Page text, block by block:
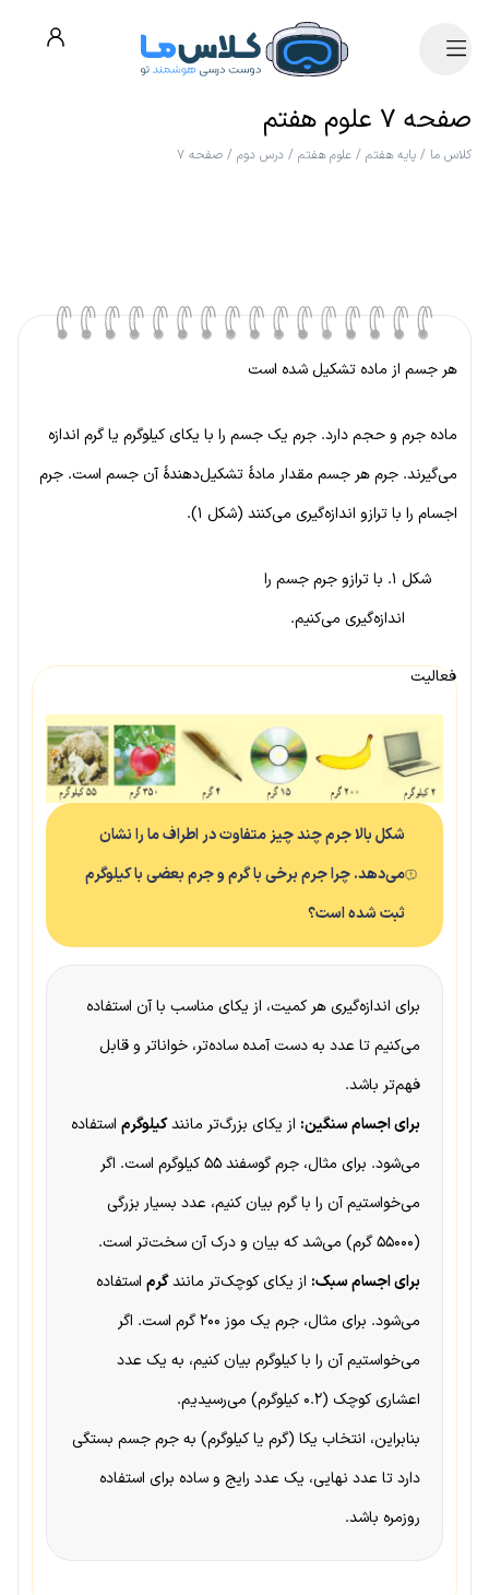
صفحه ۷ علوم هفتم
کلاس ما / پایه هفتم / علوم هفتم / درس دوم / صفحه ۷
هر جسم از ماده تشکیل شده است
ماده جرم و حجم دارد. جرم یک جسم را با یکای کیلوگرم یا گرم اندازه
می‌گیرند. جرم هر جسم مقدار مادهٔ تشکیل‌دهندهٔ آن جسم است. جرم
اجسام را با ترازو اندازه‌گیری می‌کنند (شکل ۱).
شکل ۱. با ترازو جرم جسم را
اندازه‌گیری می‌کنیم.
فعالیت
شکل بالا جرم چند چیز متفاوت در اطراف ما را نشان
می‌دهد. چرا جرم برخی با گرم و جرم بعضی با کیلوگرم
ثبت شده است؟
برای اندازه‌گیری هر کمیت، از یکای مناسب با آن استفاده
می‌کنیم تا عدد به دست آمده ساده‌تر، خواناتر و قابل
فهم‌تر باشد.
برای اجسام سنگین: از یکای بزرگ‌تر مانندکیلوگرم استفاده
می‌شود. برای مثال، جرم گوسفند ۵۵ کیلوگرم است. اگر
می‌خواستیم آن را با گرم بیان کنیم، عدد بسیار بزرگی
(۵۵۰۰۰ گرم) می‌شد که بیان و درک آن سخت‌تر است.
برای اجسام سبک: از یکای کوچک‌تر مانندگرم استفاده
می‌شود. برای مثال، جرم یک موز ۲۰۰ گرم است. اگر
می‌خواستیم آن را با کیلوگرم بیان کنیم، به یک عدد
اعشاری کوچک (۰.۲ کیلوگرم) می‌رسیدیم.
بنابراین، انتخاب یکا (گرم یا کیلوگرم) به جرم جسم بستگی
دارد تا عدد نهایی، یک عدد رایج و ساده برای استفاده
روزمره باشد.